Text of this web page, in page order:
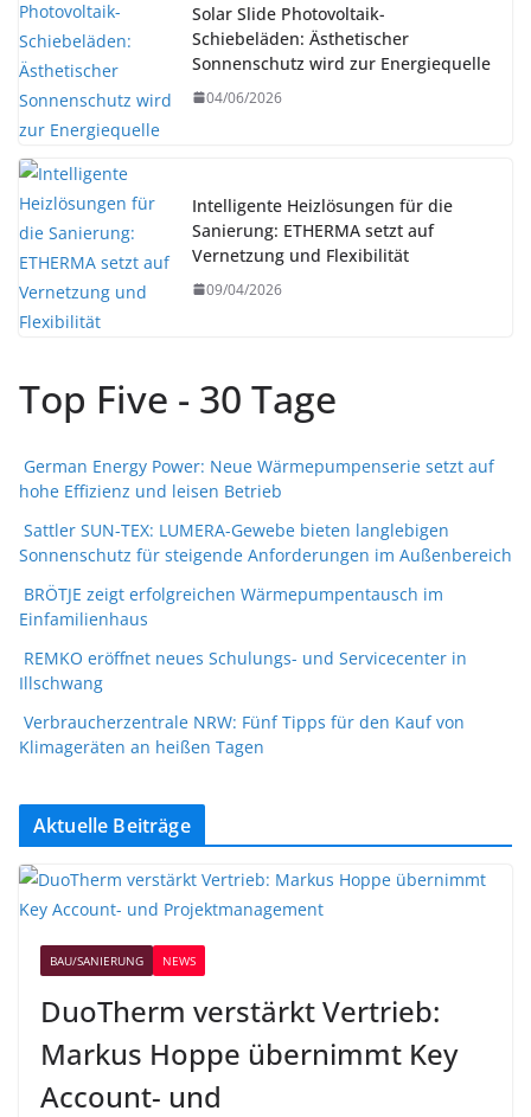
Solar Slide Photovoltaik-
Schiebeläden: Ästhetischer
Sonnenschutz wird zur Energiequelle
04/06/2026
Intelligente Heizlösungen für die
Sanierung: ETHERMA setzt auf
Vernetzung und Flexibilität
09/04/2026
Top Five - 30 Tage
German Energy Power: Neue Wärmepumpenserie setzt auf
hohe Effizienz und leisen Betrieb
Sattler SUN-TEX: LUMERA-Gewebe bieten langlebigen
Sonnenschutz für steigende Anforderungen im Außenbereich
BRÖTJE zeigt erfolgreichen Wärmepumpentausch im
Einfamilienhaus
REMKO eröffnet neues Schulungs- und Servicecenter in
Illschwang
Verbraucherzentrale NRW: Fünf Tipps für den Kauf von
Klimageräten an heißen Tagen
Aktuelle Beiträge
BAU/SANIERUNG NEWS
DuoTherm verstärkt Vertrieb:
Markus Hoppe übernimmt Key
Account- und